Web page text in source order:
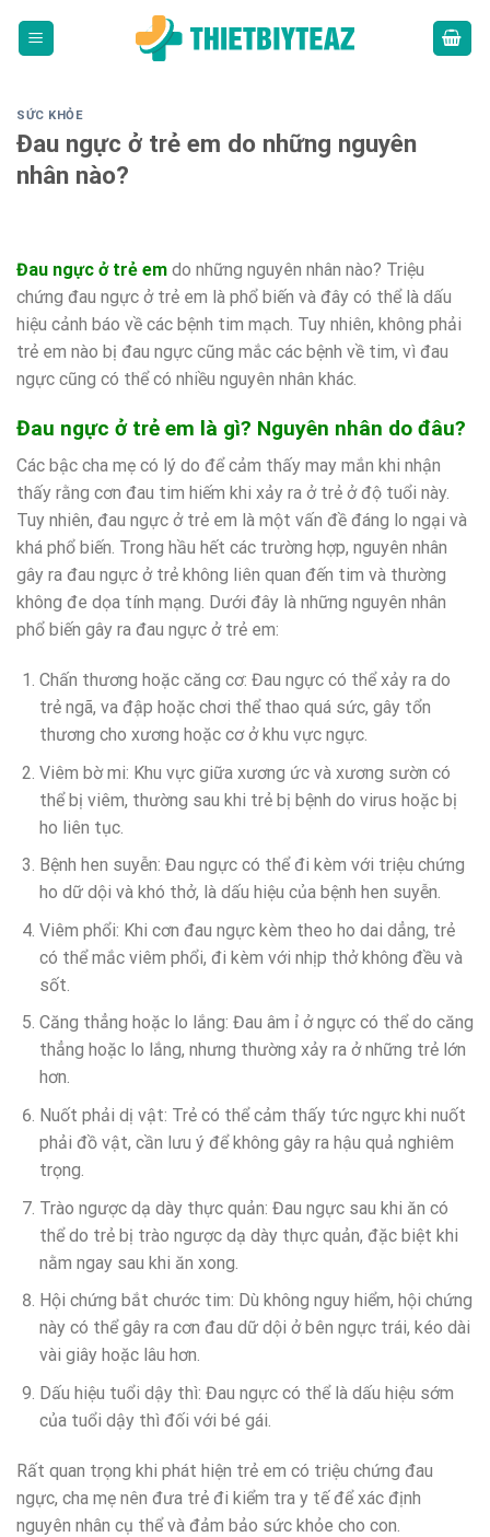
SỨC KHỎE
Đau ngực ở trẻ em do những nguyên
nhân nào?
Đau ngực ở trẻ em do những nguyên nhân nào? Triệu
chứng đau ngực ở trẻ em là phổ biến và đây có thể là dấu
hiệu cảnh báo về các bệnh tim mạch. Tuy nhiên, không phải
trẻ em nào bị đau ngực cũng mắc các bệnh về tim, vì đau
ngực cũng có thể có nhiều nguyên nhân khác.
Đau ngực ở trẻ em là gì? Nguyên nhân do đâu?
Các bậc cha mẹ có lý do để cảm thấy may mắn khi nhận
thấy rằng cơn đau tim hiếm khi xảy ra ở trẻ ở độ tuổi này.
Tuy nhiên, đau ngực ở trẻ em là một vấn đề đáng lo ngại và
khá phổ biến. Trong hầu hết các trường hợp, nguyên nhân
gây ra đau ngực ở trẻ không liên quan đến tim và thường
không đe dọa tính mạng. Dưới đây là những nguyên nhân
phổ biến gây ra đau ngực ở trẻ em:
Chấn thương hoặc căng cơ: Đau ngực có thể xảy ra do
trẻ ngã, va đập hoặc chơi thể thao quá sức, gây tổn
thương cho xương hoặc cơ ở khu vực ngực.
Viêm bờ mi: Khu vực giữa xương ức và xương sườn có
thể bị viêm, thường sau khi trẻ bị bệnh do virus hoặc bị
ho liên tục.
Bệnh hen suyễn: Đau ngực có thể đi kèm với triệu chứng
ho dữ dội và khó thở, là dấu hiệu của bệnh hen suyễn.
Viêm phổi: Khi cơn đau ngực kèm theo ho dai dẳng, trẻ
có thể mắc viêm phổi, đi kèm với nhịp thở không đều và
sốt.
Căng thẳng hoặc lo lắng: Đau âm ỉ ở ngực có thể do căng
thẳng hoặc lo lắng, nhưng thường xảy ra ở những trẻ lớn
hơn.
Nuốt phải dị vật: Trẻ có thể cảm thấy tức ngực khi nuốt
phải đồ vật, cần lưu ý để không gây ra hậu quả nghiêm
trọng.
Trào ngược dạ dày thực quản: Đau ngực sau khi ăn có
thể do trẻ bị trào ngược dạ dày thực quản, đặc biệt khi
nằm ngay sau khi ăn xong.
Hội chứng bắt chước tim: Dù không nguy hiểm, hội chứng
này có thể gây ra cơn đau dữ dội ở bên ngực trái, kéo dài
vài giây hoặc lâu hơn.
Dấu hiệu tuổi dậy thì: Đau ngực có thể là dấu hiệu sớm
của tuổi dậy thì đối với bé gái.
Rất quan trọng khi phát hiện trẻ em có triệu chứng đau
ngực, cha mẹ nên đưa trẻ đi kiểm tra y tế để xác định
nguyên nhân cụ thể và đảm bảo sức khỏe cho con.